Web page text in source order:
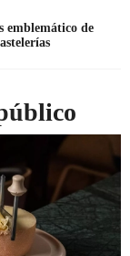
emblemático de